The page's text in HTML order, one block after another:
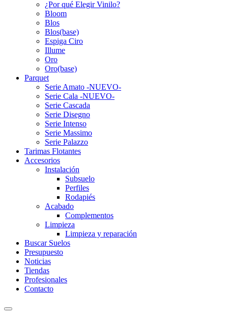
¿Por qué Elegir Vinilo?
Bloom
Blos
Blos(base)
Espiga Ciro
Illume
Oro
Oro(base)
Parquet
Serie Amato -NUEVO-
Serie Cala -NUEVO-
Serie Cascada
Serie Disegno
Serie Intenso
Serie Massimo
Serie Palazzo
Tarimas Flotantes
Accesorios
Instalación
Subsuelo
Perfiles
Rodapiés
Acabado
Complementos
Limpieza
Limpieza y reparación
Buscar Suelos
Presupuesto
Noticias
Tiendas
Profesionales
Contacto